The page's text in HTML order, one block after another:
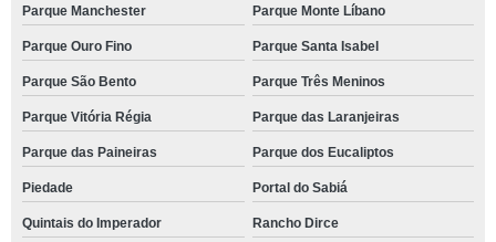
Parque Manchester Parque Monte Líbano
Parque Ouro Fino Parque Santa Isabel
Parque São Bento Parque Três Meninos
Parque Vitória Régia Parque das Laranjeiras
Parque das Paineiras Parque dos Eucaliptos
Piedade Portal do Sabiá
Quintais do Imperador Rancho Dirce